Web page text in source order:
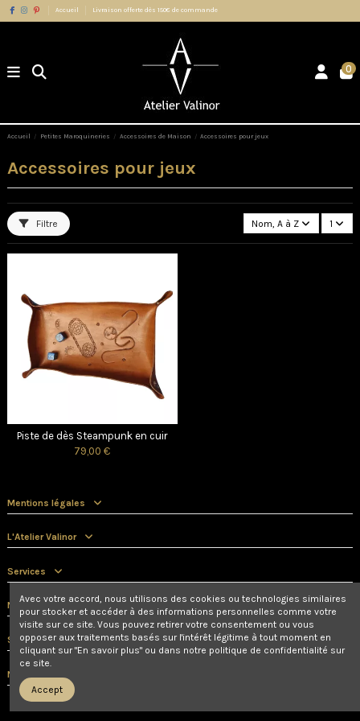
Accueil Livraison offerte dès 150€ de commande
0
Accueil Petites Maroquineries Accessoires de Maison Accessoires pour jeux
Accessoires pour jeux
Filtre Nom, A à Z 1
Piste de dès Steampunk en cuir
79,00 €
Mentions légales
L'Atelier Valinor
Services
Nous contacter
Suivez-nous
Newsletter
Avec votre accord, nous utilisons des cookies ou technologies similaires
pour stocker et accéder à des informations personnelles comme votre
visite sur ce site. Vous pouvez retirer votre consentement ou vous
opposer aux traitements basés sur l'intérêt légitime à tout moment en
cliquant sur "En savoir plus" ou dans notre politique de confidentialité sur
ce site.
Accept